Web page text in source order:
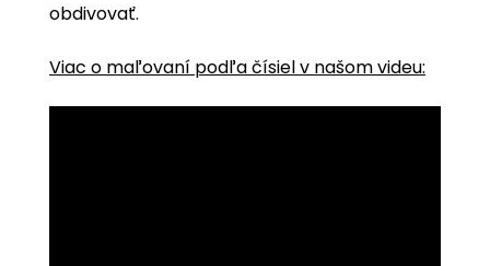
obdivovať.
Viac o maľovaní podľa čísiel v našom videu: